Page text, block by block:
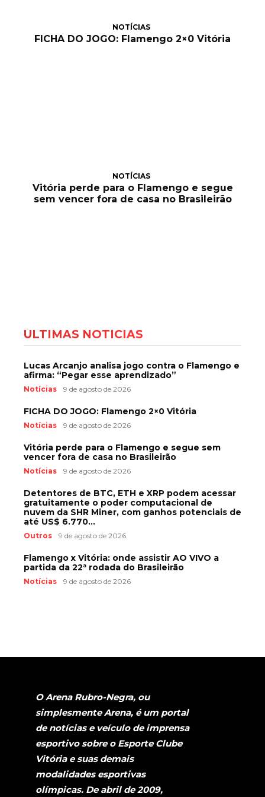
NOTÍCIAS
FICHA DO JOGO: Flamengo 2×0 Vitória
NOTÍCIAS
Vitória perde para o Flamengo e segue
sem vencer fora de casa no Brasileirão
ÚLTIMAS NOTÍCIAS
Lucas Arcanjo analisa jogo contra o Flamengo e
afirma: “Pegar esse aprendizado”
Notícias 9 de agosto de 2026
FICHA DO JOGO: Flamengo 2×0 Vitória
Notícias 9 de agosto de 2026
Vitória perde para o Flamengo e segue sem
vencer fora de casa no Brasileirão
Notícias 9 de agosto de 2026
Detentores de BTC, ETH e XRP podem acessar
gratuitamente o poder computacional de
nuvem da SHR Miner, com ganhos potenciais de
até US$ 6.770...
Outros 9 de agosto de 2026
Flamengo x Vitória: onde assistir AO VIVO a
partida da 22ª rodada do Brasileirão
Notícias 9 de agosto de 2026
O Arena Rubro-Negra, ou
simplesmente Arena, é um portal
de notícias e veículo de imprensa
esportivo sobre o Esporte Clube
Vitória e suas demais
modalidades esportivas
olímpicas. De abril de 2009,